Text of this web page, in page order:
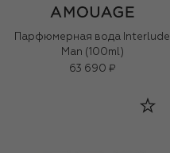
Парфюмерная вода Interlude
Man (100ml)
63 690 ₽